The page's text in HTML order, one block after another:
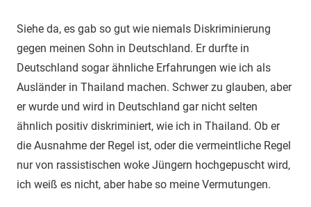
Siehe da, es gab so gut wie niemals Diskriminierung
gegen meinen Sohn in Deutschland. Er durfte in
Deutschland sogar ähnliche Erfahrungen wie ich als
Ausländer in Thailand machen. Schwer zu glauben, aber
er wurde und wird in Deutschland gar nicht selten
ähnlich positiv diskriminiert, wie ich in Thailand. Ob er
die Ausnahme der Regel ist, oder die vermeintliche Regel
nur von rassistischen woke Jüngern hochgepuscht wird,
ich weiß es nicht, aber habe so meine Vermutungen.